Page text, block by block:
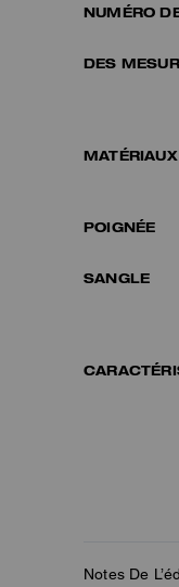
NUMÉRO
DES
MATÉRIAUX
POIGNÉE
SANGLE
Notes De